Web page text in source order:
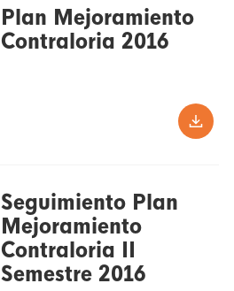
Plan Mejoramiento
Contraloria 2016
Seguimiento Plan
Mejoramiento
Contraloria II
Semestre 2016